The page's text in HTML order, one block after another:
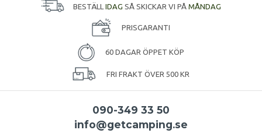
BESTÄLL IDAG SÅ SKICKAR VI PÅ MÅNDAG
PRISGARANTI
60 DAGAR ÖPPET KÖP
FRI FRAKT ÖVER 500 KR
090-349 33 50
info@getcamping.se